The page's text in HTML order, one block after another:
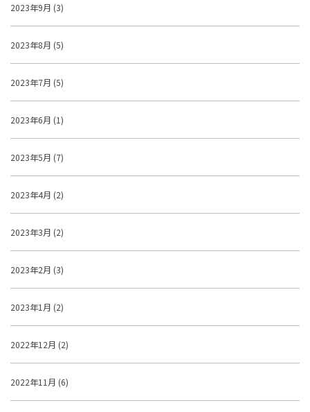
2023年9月 (3)
2023年8月 (5)
2023年7月 (5)
2023年6月 (1)
2023年5月 (7)
2023年4月 (2)
2023年3月 (2)
2023年2月 (3)
2023年1月 (2)
2022年12月 (2)
2022年11月 (6)